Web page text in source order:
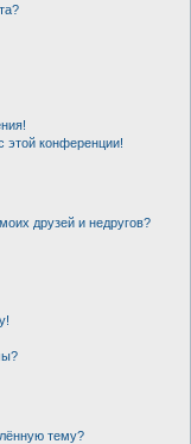
этой конференции!
друзей и недругов?
тему?